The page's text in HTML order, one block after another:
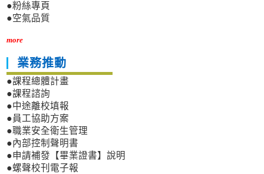
●粉絲專頁
●空氣品質
more
業務推動
●課程總體計畫
●課程諮詢
●中途離校填報
●員工協助方案
●職業安全衛生管理
●內部控制聲明書
●申請補發【畢業證書】說明
●螺聲校刊電子報